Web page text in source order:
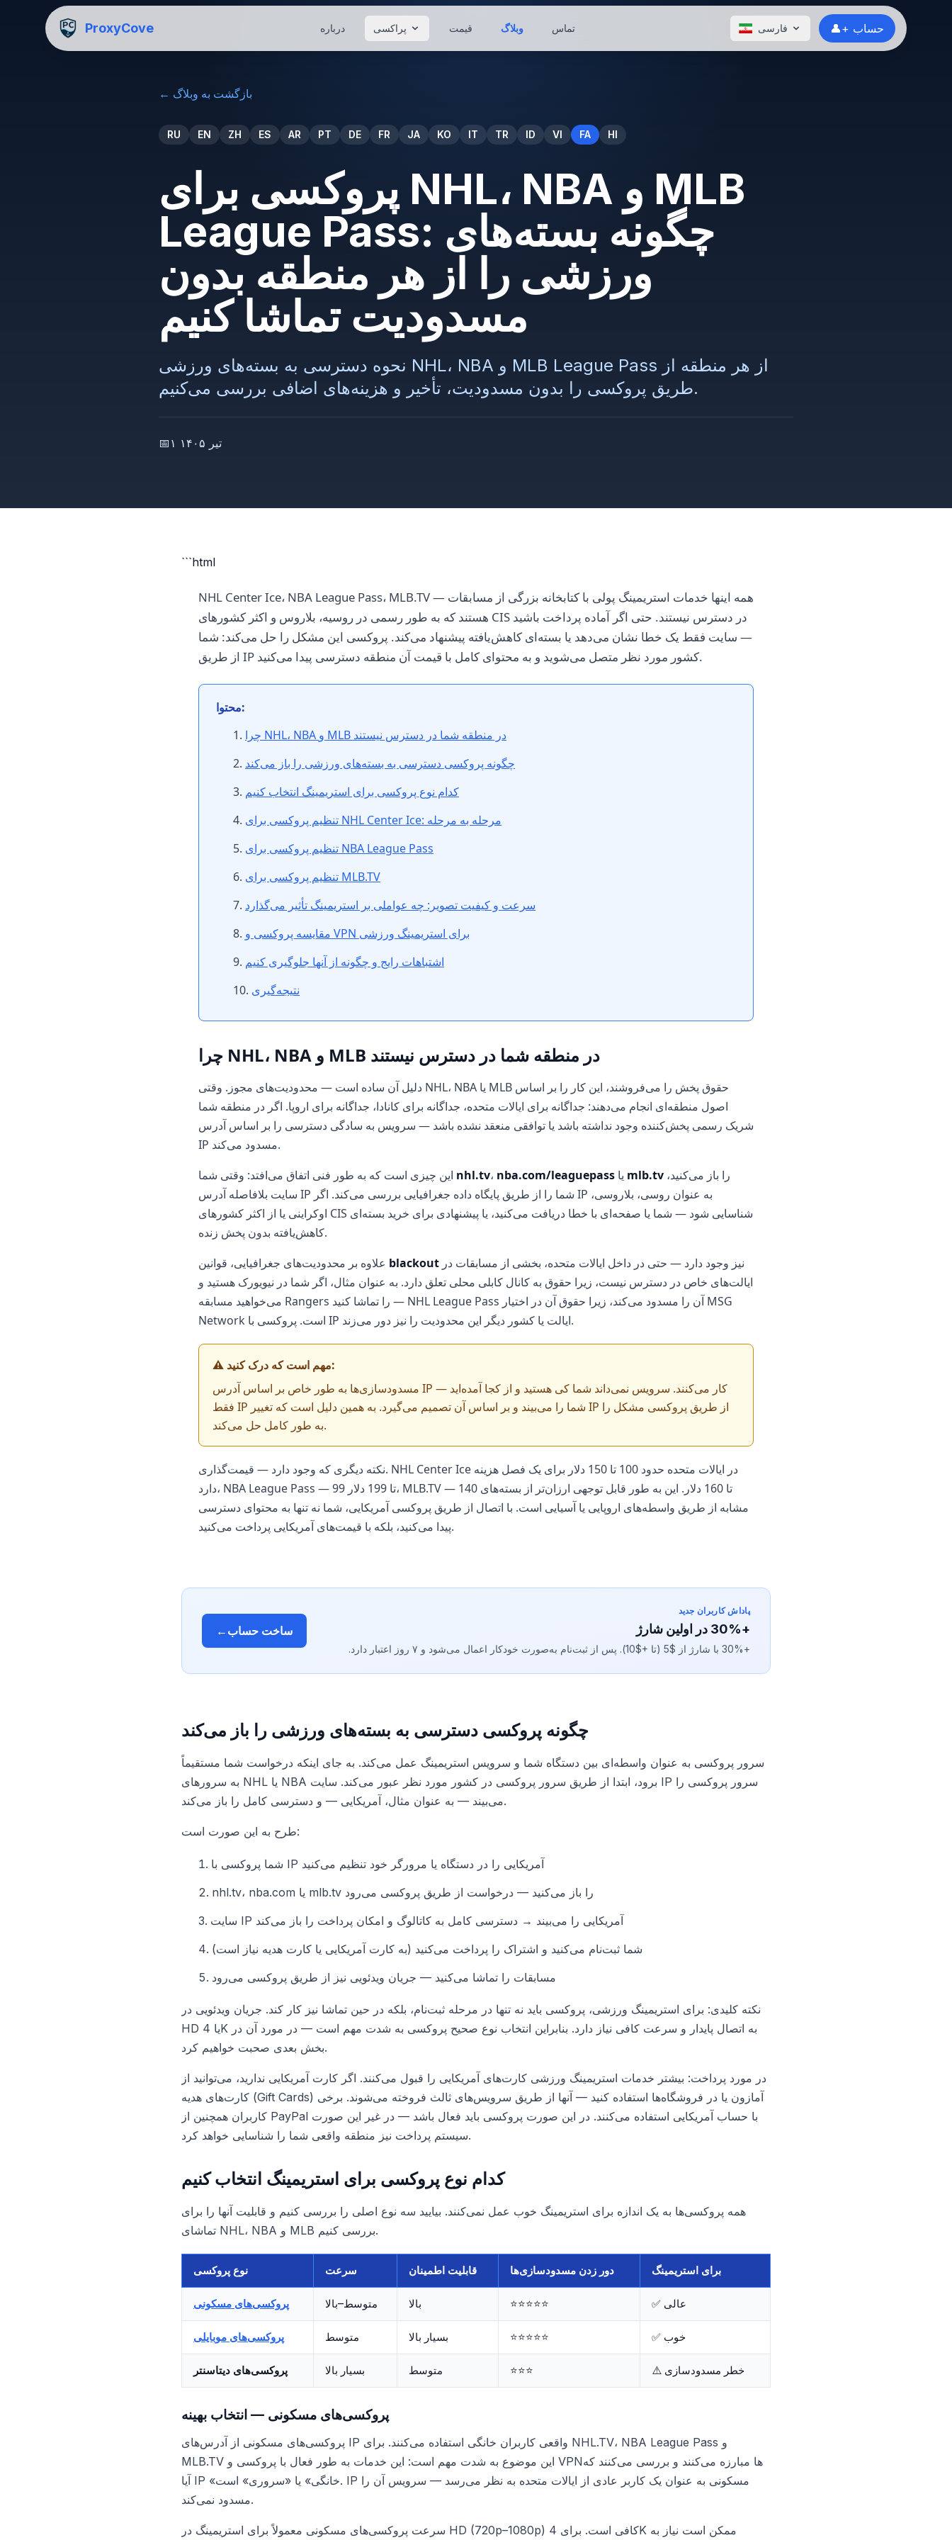
ProxyCove درباره پراکسی قیمت وبلاگ تماس فارسی 👤+ حساب
← بازگشت به وبلاگ
RU EN ZH ES AR PT DE FR JA KO IT TR ID VI FA HI
پروکسی برای NHL، NBA و MLB
League Pass: چگونه بسته‌های
ورزشی را از هر منطقه بدون
مسدودیت تماشا کنیم
نحوه دسترسی به بسته‌های ورزشی NHL، NBA و MLB League Pass از هر منطقه از
طریق پروکسی را بدون مسدودیت، تأخیر و هزینه‌های اضافی بررسی می‌کنیم.
📅 ۱ تیر ۱۴۰۵
```html
NHL Center Ice، NBA League Pass، MLB.TV — همه اینها خدمات استریمینگ پولی با کتابخانه بزرگی از مسابقات
هستند که به طور رسمی در روسیه، بلاروس و اکثر کشورهای CIS در دسترس نیستند. حتی اگر آماده پرداخت باشید
— سایت فقط یک خطا نشان می‌دهد یا بسته‌ای کاهش‌یافته پیشنهاد می‌کند. پروکسی این مشکل را حل می‌کند: شما
از طریق IP کشور مورد نظر متصل می‌شوید و به محتوای کامل با قیمت آن منطقه دسترسی پیدا می‌کنید.
محتوا:
چرا NHL، NBA و MLB در منطقه شما در دسترس نیستند
چگونه پروکسی دسترسی به بسته‌های ورزشی را باز می‌کند
کدام نوع پروکسی برای استریمینگ انتخاب کنیم
تنظیم پروکسی برای NHL Center Ice: مرحله به مرحله
تنظیم پروکسی برای NBA League Pass
تنظیم پروکسی برای MLB.TV
سرعت و کیفیت تصویر: چه عواملی بر استریمینگ تأثیر می‌گذارد
مقایسه پروکسی و VPN برای استریمینگ ورزشی
اشتباهات رایج و چگونه از آنها جلوگیری کنیم
نتیجه‌گیری
چرا NHL، NBA و MLB در منطقه شما در دسترس نیستند
دلیل آن ساده است — محدودیت‌های مجوز. وقتی NHL، NBA یا MLB حقوق پخش را می‌فروشند، این کار را بر اساس
اصول منطقه‌ای انجام می‌دهند: جداگانه برای ایالات متحده، جداگانه برای کانادا، جداگانه برای اروپا. اگر در منطقه شما
شریک رسمی پخش‌کننده وجود نداشته باشد یا توافقی منعقد نشده باشد — سرویس به سادگی دسترسی را بر اساس آدرس
IP مسدود می‌کند.
nhl.tv، nba.com/leaguepass mlb.tv
سایت بلافاصله آدرس IP شما را از طریق پایگاه داده جغرافیایی بررسی می‌کند. اگر IP به عنوان روسی، بلاروسی،
اوکراینی یا از اکثر کشورهای CIS شناسایی شود — شما یا صفحه‌ای با خطا دریافت می‌کنید، یا پیشنهادی برای خرید بسته‌ای
کاهش‌یافته بدون پخش زنده.
blackout
ایالت‌های خاص در دسترس نیست، زیرا حقوق به کانال کابلی محلی تعلق دارد. به عنوان مثال، اگر شما در نیویورک هستید و
می‌خواهید مسابقه Rangers را تماشا کنید — NHL League Pass آن را مسدود می‌کند، زیرا حقوق آن در اختیار MSG
Network است. پروکسی با IP ایالت یا کشور دیگر این محدودیت را نیز دور می‌زند.
⚠️ مهم است که درک کنید:
مسدودسازی‌ها به طور خاص بر اساس آدرس IP کار می‌کنند. سرویس نمی‌داند شما کی هستید و از کجا آمده‌اید —
فقط IP شما را می‌بیند و بر اساس آن تصمیم می‌گیرد. به همین دلیل است که تغییر IP از طریق پروکسی مشکل را
به طور کامل حل می‌کند.
نکته دیگری که وجود دارد — قیمت‌گذاری. NHL Center Ice در ایالات متحده حدود 100 تا 150 دلار برای یک فصل هزینه
دارد، NBA League Pass — 99 تا 199 دلار، MLB.TV — 140 تا 160 دلار. این به طور قابل توجهی ارزان‌تر از بسته‌های
مشابه از طریق واسطه‌های اروپایی یا آسیایی است. با اتصال از طریق پروکسی آمریکایی، شما نه تنها به محتوای دسترسی
پیدا می‌کنید، بلکه با قیمت‌های آمریکایی پرداخت می‌کنید.
پاداش کاربران جدید
+30% در اولین شارژ
+30% با شارژ از $5 (تا +$10). پس از ثبت‌نام به‌صورت خودکار اعمال می‌شود و ۷ روز اعتبار دارد.
ساخت حساب ←
چگونه پروکسی دسترسی به بسته‌های ورزشی را باز می‌کند
سرور پروکسی به عنوان واسطه‌ای بین دستگاه شما و سرویس استریمینگ عمل می‌کند. به جای اینکه درخواست شما مستقیماً
به سرورهای NHL یا NBA برود، ابتدا از طریق سرور پروکسی در کشور مورد نظر عبور می‌کند. سایت IP سرور پروکسی را
می‌بیند — به عنوان مثال، آمریکایی — و دسترسی کامل را باز می‌کند.
طرح به این صورت است:
شما پروکسی با IP آمریکایی را در دستگاه یا مرورگر خود تنظیم می‌کنید
nhl.tv، nba.com یا mlb.tv را باز می‌کنید — درخواست از طریق پروکسی می‌رود
سایت IP آمریکایی را می‌بیند → دسترسی کامل به کاتالوگ و امکان پرداخت را باز می‌کند
شما ثبت‌نام می‌کنید و اشتراک را پرداخت می‌کنید (به کارت آمریکایی یا کارت هدیه نیاز است)
مسابقات را تماشا می‌کنید — جریان ویدئویی نیز از طریق پروکسی می‌رود
نکته کلیدی: برای استریمینگ ورزشی، پروکسی باید نه تنها در مرحله ثبت‌نام، بلکه در حین تماشا نیز کار کند. جریان ویدئویی در
HD یا 4K به اتصال پایدار و سرعت کافی نیاز دارد. بنابراین انتخاب نوع صحیح پروکسی به شدت مهم است — در مورد آن در
بخش بعدی صحبت خواهیم کرد.
در مورد پرداخت: بیشتر خدمات استریمینگ ورزشی کارت‌های آمریکایی را قبول می‌کنند. اگر کارت آمریکایی ندارید، می‌توانید از
کارت‌های هدیه (Gift Cards) آمازون یا در فروشگاه‌ها استفاده کنید — آنها از طریق سرویس‌های ثالث فروخته می‌شوند. برخی
کاربران همچنین از PayPal با حساب آمریکایی استفاده می‌کنند. در این صورت پروکسی باید فعال باشد — در غیر این صورت
سیستم پرداخت نیز منطقه واقعی شما را شناسایی خواهد کرد.
کدام نوع پروکسی برای استریمینگ انتخاب کنیم
همه پروکسی‌ها به یک اندازه برای استریمینگ خوب عمل نمی‌کنند. بیایید سه نوع اصلی را بررسی کنیم و قابلیت آنها را برای
تماشای NHL، NBA و MLB بررسی کنیم.
نوع پروکسی سرعت قابلیت اطمینان دور زدن مسدودسازی‌ها برای استریمینگ
پروکسی‌های مسکونی متوسط–بالا بالا ⭐⭐⭐⭐⭐ ✅ عالی
پروکسی‌های موبایلی متوسط بسیار بالا ⭐⭐⭐⭐⭐ ✅ خوب
پروکسی‌های دیتاسنتر بسیار بالا متوسط ⭐⭐⭐ ⚠️ خطر مسدودسازی
پروکسی‌های مسکونی — انتخاب بهینه
پروکسی‌های مسکونی از آدرس‌های IP واقعی کاربران خانگی استفاده می‌کنند. برای NHL.TV، NBA League Pass و
MLB.TV این موضوع به شدت مهم است: این خدمات به طور فعال با پروکسی و VPN‌ها مبارزه می‌کنند و بررسی می‌کنند که
آیا IP «خانگی» یا «سروری» است. IP مسکونی به عنوان یک کاربر عادی از ایالات متحده به نظر می‌رسد — سرویس آن را
مسدود نمی‌کند.
سرعت پروکسی‌های مسکونی معمولاً برای استریمینگ در HD (720p–1080p) کافی است. برای 4K ممکن است نیاز به